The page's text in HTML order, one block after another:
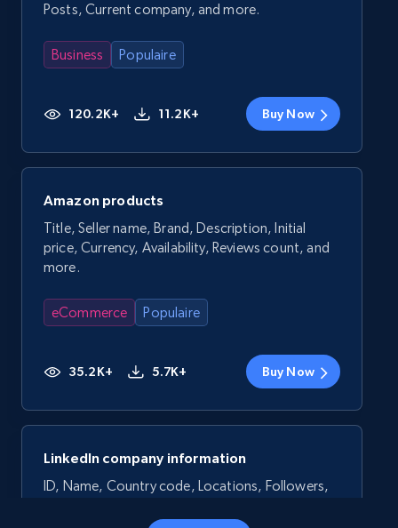
Posts, Current company, and more.
Business Populaire
120.2K+ 11.2K+ Buy Now
Amazon products
Title, Seller name, Brand, Description, Initial
price, Currency, Availability, Reviews count, and
more.
eCommerce Populaire
35.2K+ 5.7K+ Buy Now
LinkedIn company information
ID, Name, Country code, Locations, Followers,